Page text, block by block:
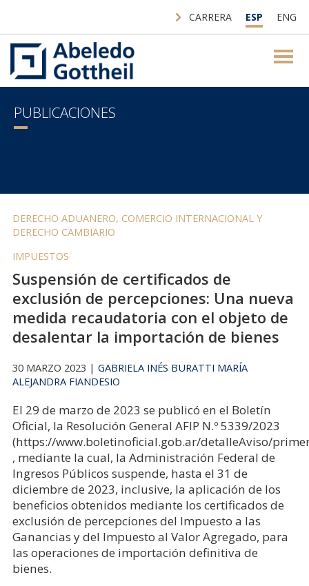
CARRERA ESP ENG
PUBLICACIONES
DERECHO ADUANERO, COMERCIO INTERNACIONAL Y
DERECHO CAMBIARIO
IMPUESTOS
Suspensión de certificados de
exclusión de percepciones: Una nueva
medida recaudatoria con el objeto de
desalentar la importación de bienes
30 MARZO 2023 | GABRIELA INÉS BURATTI MARÍA
ALEJANDRA FIANDESIO
El 29 de marzo de 2023 se publicó en el Boletín
Oficial, la Resolución General AFIP N.º 5339/2023
(https://www.boletinoficial.gob.ar/detalleAviso/
, mediante la cual, la Administración Federal de
Ingresos Públicos suspende, hasta el 31 de
diciembre de 2023, inclusive, la aplicación de los
beneficios obtenidos mediante los certificados de
exclusión de percepciones del Impuesto a las
Ganancias y del Impuesto al Valor Agregado, para
las operaciones de importación definitiva de
bienes.